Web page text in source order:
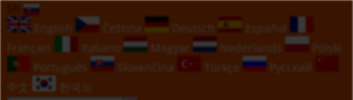
SK
English
Čeština Deutsch
Español
Français
Italiano Magyar Nederlands
Polski
Português
Slovenčina Türkçe
Русский
中文
한국의